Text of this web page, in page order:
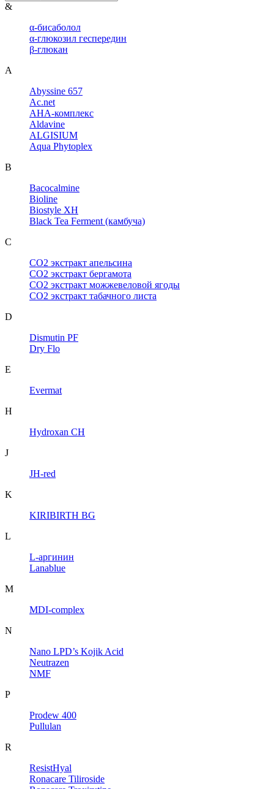
&
α-бисаболол
α-глюкозил геспередин
β-глюкан
A
Abyssine 657
Ac.net
AHA-комплекс
Aldavine
ALGISIUM
Aqua Phytoplex
B
Bacocalmine
Bioline
Biostyle XH
Black Tea Ferment (камбуча)
C
CO2 экстракт апельсина
CO2 экстракт бергамота
CO2 экстракт можжевеловой ягоды
CO2 экстракт табачного листа
D
Dismutin PF
Dry Flo
E
Evermat
H
Hydroxan CH
J
JH-red
K
KIRIBIRTH BG
L
L-аргинин
Lanablue
M
MDI-complex
N
Nano LPD’s Kojik Acid
Neutrazen
NMF
P
Prodew 400
Pullulan
R
ResistHyal
Ronacare Tiliroside